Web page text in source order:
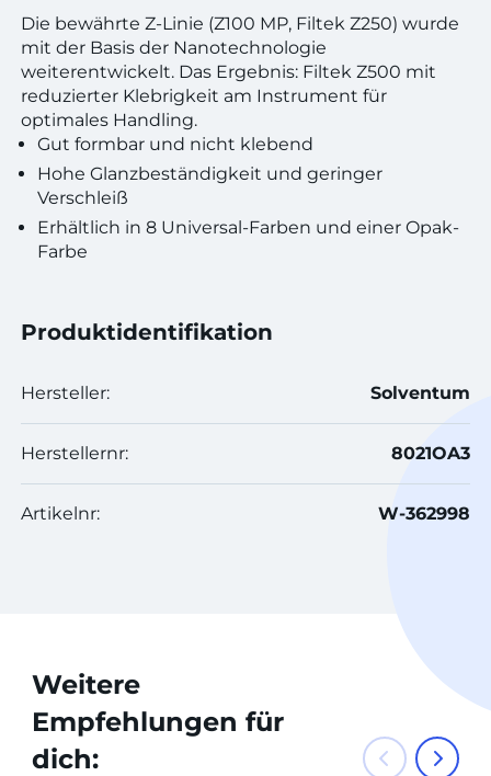
Die bewährte Z-Linie (Z100 MP, Filtek Z250) wurde
mit der Basis der Nanotechnologie
weiterentwickelt. Das Ergebnis: Filtek Z500 mit
reduzierter Klebrigkeit am Instrument für
optimales Handling.
Gut formbar und nicht klebend
Hohe Glanzbeständigkeit und geringer
Verschleiß
Erhältlich in 8 Universal-Farben und einer Opak-
Farbe
Produktidentifikation
Hersteller: Solventum
Herstellernr: 8021OA3
Artikelnr: W-362998
Weitere
Empfehlungen für
dich: